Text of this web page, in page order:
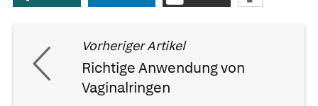
Vorheriger Artikel
Richtige Anwendung von
Vaginalringen